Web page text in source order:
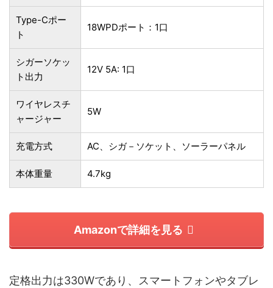
Type-Cポー
ト
18WPDポート：1口
シガーソケッ
ト出力
12V 5A: 1口
ワイヤレスチ
ャージャー
5W
充電方式 AC、シガ－ソケット、ソーラーパネル
本体重量 4.7kg
Amazonで詳細を見る
定格出力は330Wであり、スマートフォンやタブレ